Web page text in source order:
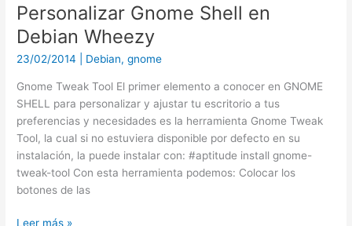
Personalizar Gnome Shell en
Debian Wheezy
23/02/2014 Debian,gnome
Gnome Tweak Tool El primer elemento a conocer en GNOME
SHELL para personalizar y ajustar tu escritorio a tus
preferencias y necesidades es la herramienta Gnome Tweak
Tool, la cual si no estuviera disponible por defecto en su
instalación, la puede instalar con: #aptitude install gnome-
tweak-tool Con esta herramienta podemos: Colocar los
botones de las
Shell
en
Debian
Wheezy
Leer más »